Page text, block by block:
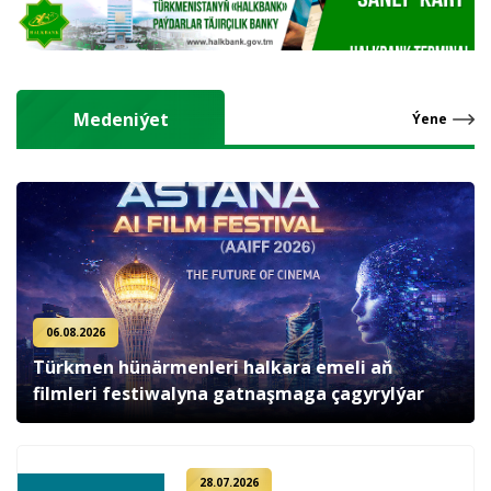
Medeniýet Ýene
06.08.2026
Türkmen hünärmenleri halkara emeli aň
filmleri festiwalyna gatnaşmaga çagyrylýar
28.07.2026